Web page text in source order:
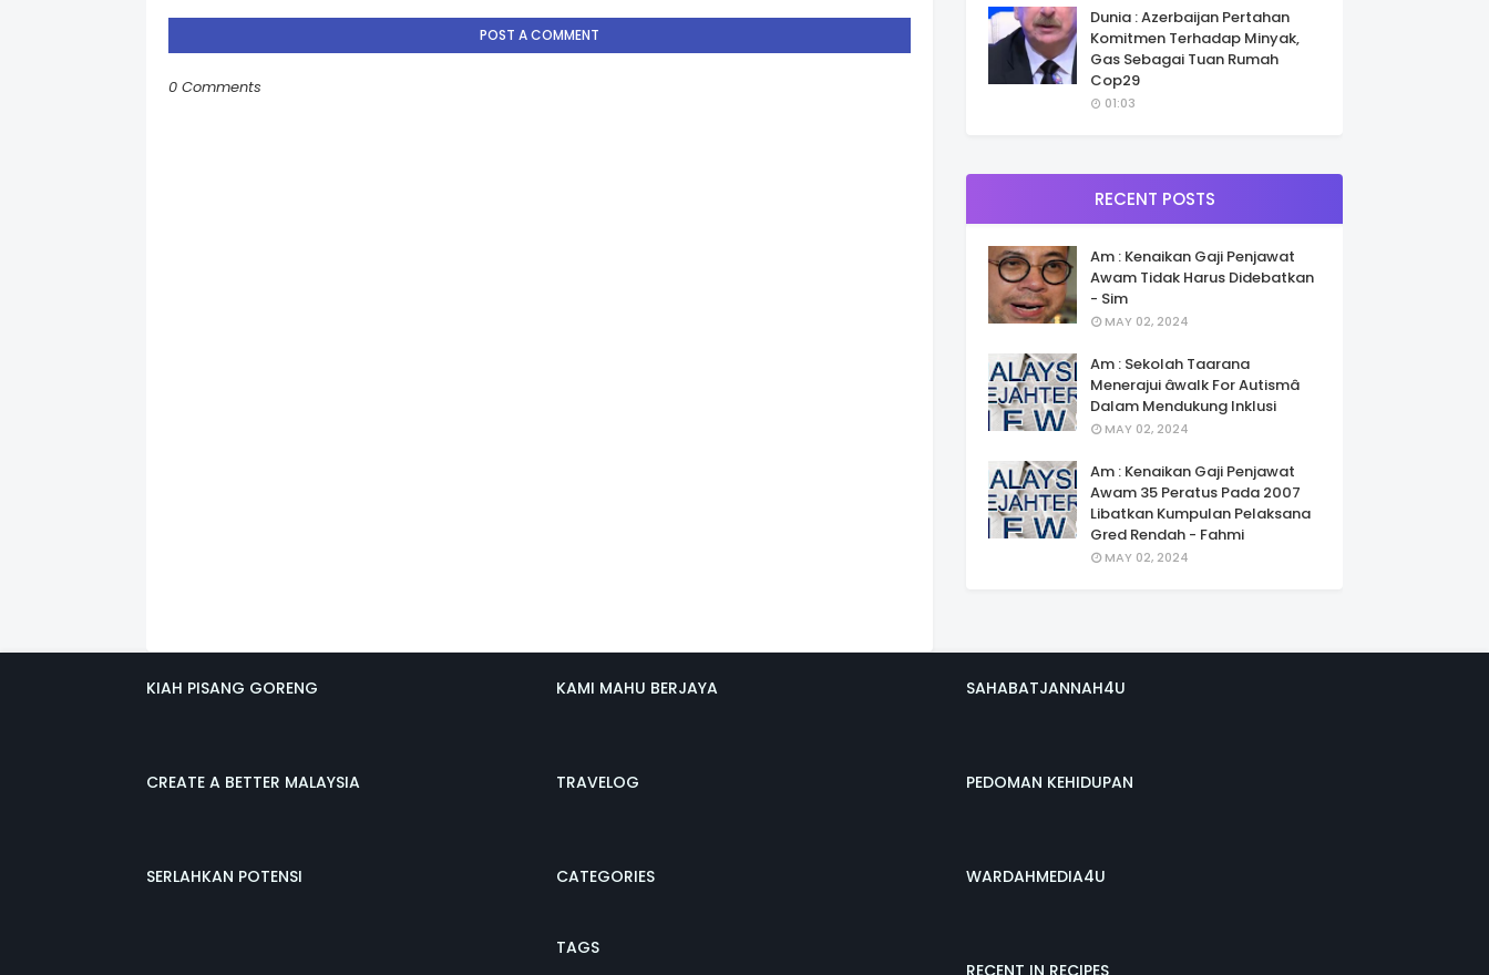
POST A COMMENT
0 Comments
Dunia : Azerbaijan Pertahan
Komitmen Terhadap Minyak,
Gas Sebagai Tuan Rumah
Cop29
01:03
RECENT POSTS
Am : Kenaikan Gaji Penjawat
Awam Tidak Harus Didebatkan
- Sim
MAY 02, 2024
Am : Sekolah Taarana
Menerajui âwalk For Autismâ
Dalam Mendukung Inklusi
MAY 02, 2024
Am : Kenaikan Gaji Penjawat
Awam 35 Peratus Pada 2007
Libatkan Kumpulan Pelaksana
Gred Rendah - Fahmi
MAY 02, 2024
KIAH PISANG GORENG
CREATE A BETTER MALAYSIA
SERLAHKAN POTENSI
KAMI MAHU BERJAYA
TRAVELOG
CATEGORIES
TAGS
SAHABATJANNAH4U
PEDOMAN KEHIDUPAN
WARDAHMEDIA4U
RECENT IN RECIPES